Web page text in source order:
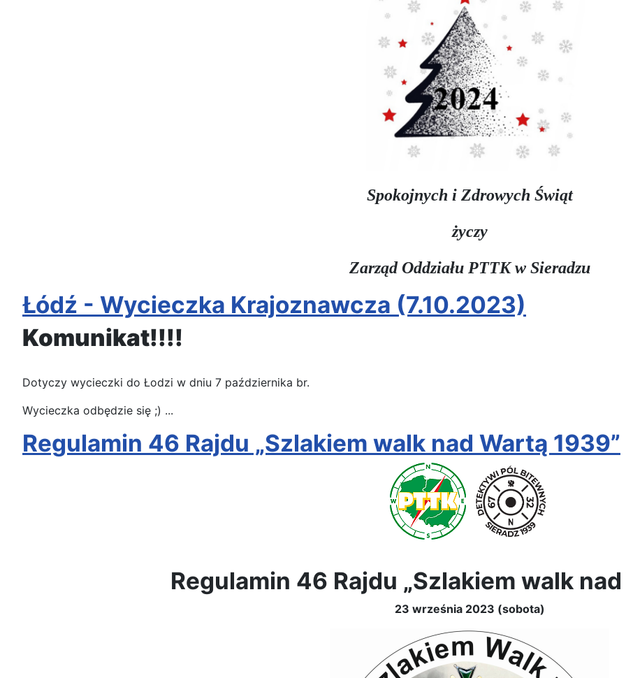
Spokojnych i Zdrowych Świąt
życzy
Zarząd Oddziału PTTK w Sieradzu
Łódź - Wycieczka Krajoznawcza (7.10.2023)
Komunikat!!!!
Dotyczy wycieczki do Łodzi w dniu 7 października br.
Wycieczka odbędzie się ;) ...
Regulamin 46 Rajdu „Szlakiem walk nad Wartą 1939”
Regulamin 46 Rajdu „Szlakiem walk
23 września 2023 (sobota)